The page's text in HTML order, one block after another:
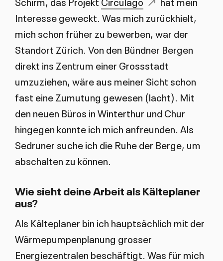
Interesse geweckt. Was mich zurückhielt,
mich schon früher zu bewerben, war der
Standort Zürich. Von den Bündner Bergen
direkt ins Zentrum einer Grossstadt
umzuziehen, wäre aus meiner Sicht schon
fast eine Zumutung gewesen (lacht). Mit
den neuen Büros in Winterthur und Chur
hingegen konnte ich mich anfreunden. Als
Sedruner suche ich die Ruhe der Berge, um
abschalten zu können.
Wie sieht deine Arbeit als Kälteplaner
aus?
Als Kälteplaner bin ich hauptsächlich mit der
Wärmepumpenplanung grosser
Energiezentralen beschäftigt. Was für mich